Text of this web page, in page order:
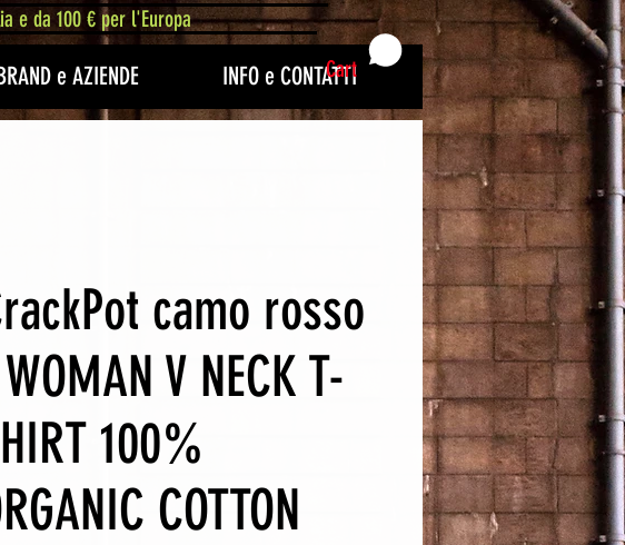
e AZIENDE INFO e CONTATTI
e da 100 € per l'Europa
Cart
camo rosso
V NECK T-
100%
COTTON